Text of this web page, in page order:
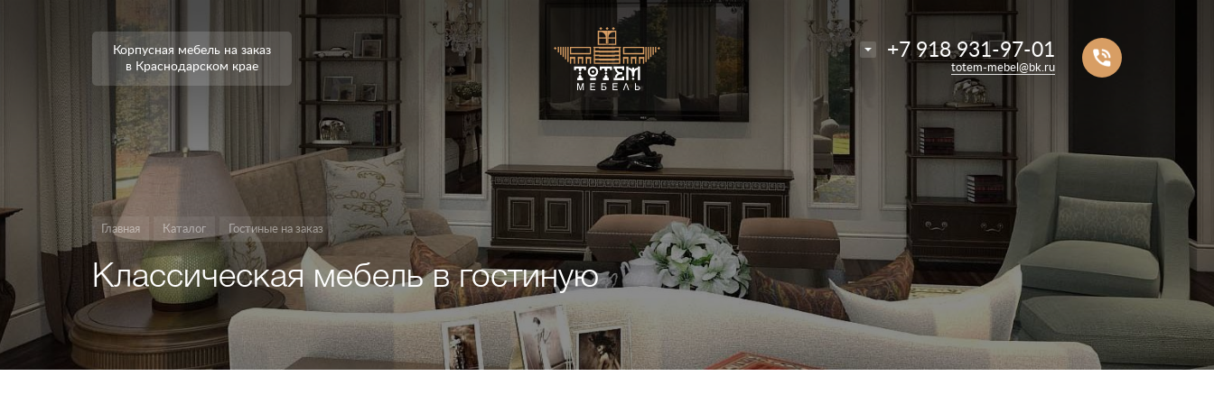
в каталоге Найти
Например,
мебель для кухни
Корпусная мебель на заказ
в Краснодарском крае
+7 918 931-97-01
totem-mebel@bk.ru
Главная Каталог Гостиные на заказ
Классическая мебель в гостиную